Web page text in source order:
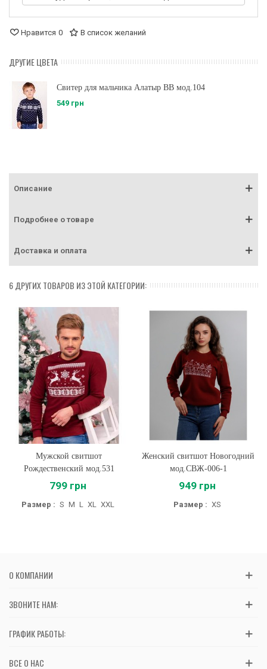
Нравится 0 В список желаний
ДРУГИЕ ЦВЕТА
Свитер для мальчика Алатыр BB мод.104
549 грн
Описание
Подробнее о товаре
Доставка и оплата
6 ДРУГИХ ТОВАРОВ ИЗ ЭТОЙ КАТЕГОРИИ:
Мужской свитшот
Рождественский мод.531
799 грн
Размер : S M L XL XXL
Женский свитшот Новогодний
мод.СВЖ-006-1
949 грн
Размер : XS
О КОМПАНИИ
ЗВОНИТЕ НАМ:
ГРАФИК РАБОТЫ:
ВСЕ О НАС